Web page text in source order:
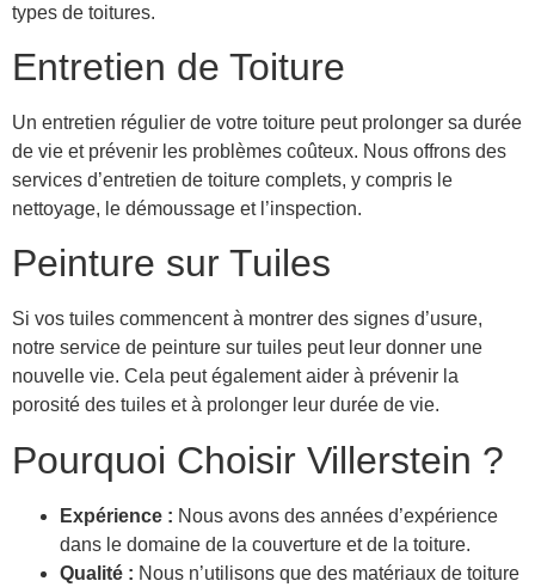
types de toitures.
Entretien de Toiture
Un entretien régulier de votre toiture peut prolonger sa durée
de vie et prévenir les problèmes coûteux. Nous offrons des
services d’entretien de toiture complets, y compris le
nettoyage, le démoussage et l’inspection.
Peinture sur Tuiles
Si vos tuiles commencent à montrer des signes d’usure,
notre service de peinture sur tuiles peut leur donner une
nouvelle vie. Cela peut également aider à prévenir la
porosité des tuiles et à prolonger leur durée de vie.
Pourquoi Choisir Villerstein ?
Expérience : Nous avons des années d’expérience
dans le domaine de la couverture et de la toiture.
Qualité : Nous n’utilisons que des matériaux de toiture